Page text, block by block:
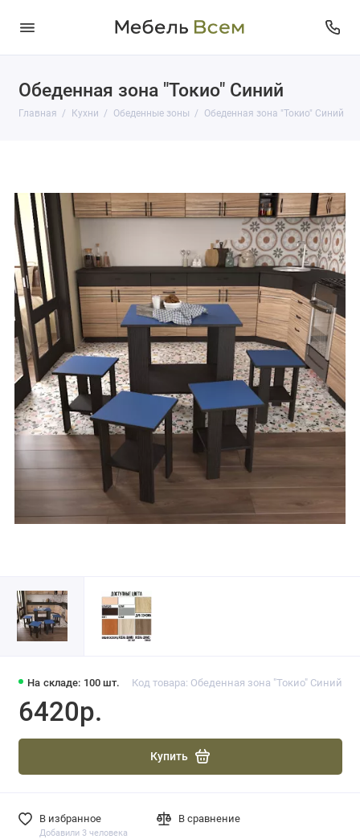
Обеденная зона "Токио" Синий
Главная Кухни Обеденные зоны Обеденная зона "Токио" Синий
На складе: 100 шт. Код товара: Обеденная зона "Токио" Синий
6420р.
Купить
В избранное
Добавили 3 человека
В сравнение